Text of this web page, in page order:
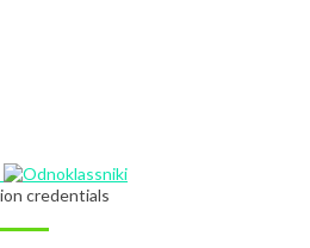
credentials